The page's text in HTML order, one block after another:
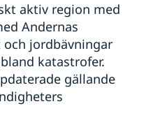
aktiv region med
Andernas
jordbävningar
katastrofer.
gällande